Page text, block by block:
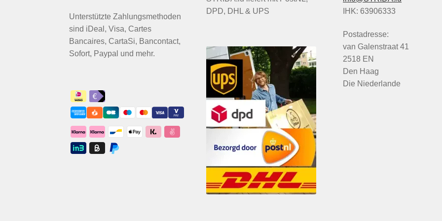
Unterstützte Zahlungsmethoden
sind iDeal, Visa, Cartes
Bancaires, CartaSi, Bancontact,
Sofort, Paypal und mehr.
DPD, DHL & UPS
IHK: 63906333
Postadresse:
van Galenstraat 41
2518 EN
Den Haag
Die Niederlande